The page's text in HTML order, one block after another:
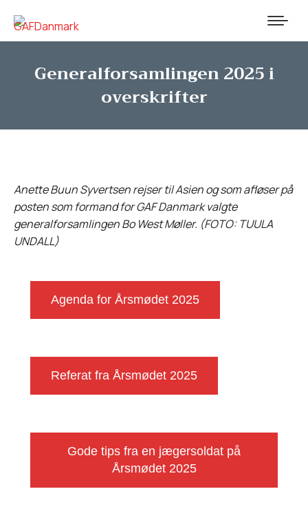
Generalforsamlingen 2025 i
overskrifter
Anette Buun Syvertsen rejser til Asien og som afløser på
posten som formand for GAF Danmark valgte
generalforsamlingen Bo West Møller. (FOTO: TUULA
UNDALL)
Agenda for Årsmødet 2025
Referat fra Årsmødet 2025
Gode tips fra en jægersoldat på
Årsmødet 2025